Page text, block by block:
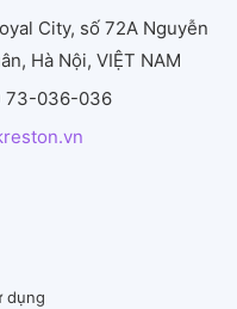
City, số 72A Nguyễn
Hà Nội, VIỆT NAM
73-036-036
dụng